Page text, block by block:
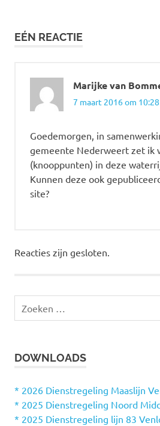
EÉN REACTIE
Marijke van
7 maart 2016 om 10:28
Goedemorgen, in
gemeente Nederweert zet ik
(knooppunten) in deze
Kunnen deze ook
site?
Reacties zijn gesloten.
e
n
a
a
DOWNLOADS
* 2026 Dienstregeling Maaslijn
* 2025 Dienstregeling Noord
* 2025 Dienstregeling lijn 83